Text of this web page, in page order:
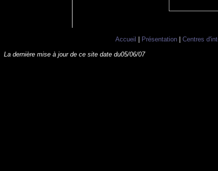
Accueil Présentation Centres
La dernière mise à jour de ce site date du05/06/07